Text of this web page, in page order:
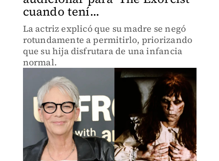
cuando tení...
La actriz explicó que su madre se negó
rotundamente a permitirlo, priorizando
que su hija disfrutara de una infancia
normal.